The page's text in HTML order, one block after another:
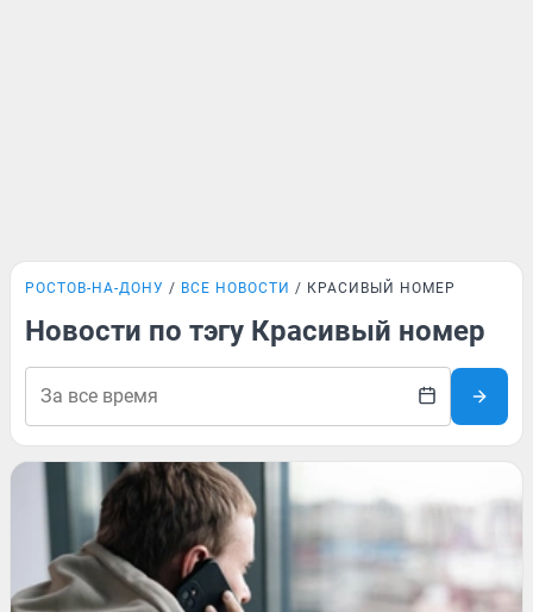
РОСТОВ-НА-ДОНУ ВСЕ НОВОСТИ КРАСИВЫЙ НОМЕР
Новости по тэгу Красивый номер